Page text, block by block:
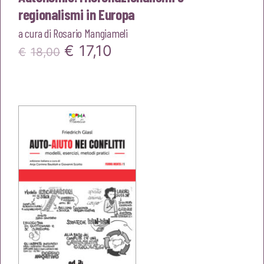
regionalismi in Europa
a cura di Rosario Mangiameli
€ 18,00 Il
era:
€18,00.
€ 17,10
€17,10.